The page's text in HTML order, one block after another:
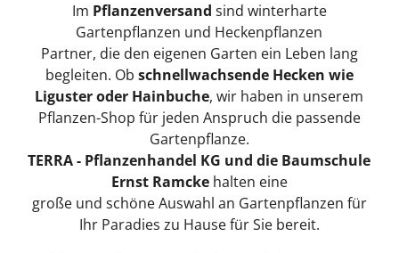
Im Pflanzenversand sind winterharte
Gartenpflanzen und Heckenpflanzen
Partner, die den eigenen Garten ein Leben lang
begleiten. Ob schnellwachsende Hecken wie
Liguster oder Hainbuche, wir haben in unserem
Pflanzen-Shop für jeden Anspruch die passende
Gartenpflanze.
TERRA - Pflanzenhandel KG und die Baumschule
Ernst Ramckehalten eine
große und schöne Auswahl an Gartenpflanzen für
Ihr Paradies zu Hause für Sie bereit.